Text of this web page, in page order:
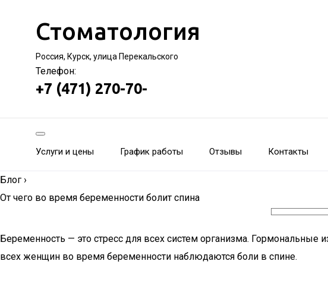
Стоматология
Россия, Курск, улица Перекальского
Телефон:
+7 (471) 270-70-
Услуги и цены График работы Отзывы Контакты
Блог ›
От чего во время беременности болит спина
Беременность — это стресс для всех систем организма. Гормональные
всех женщин во время беременности наблюдаются боли в спине.